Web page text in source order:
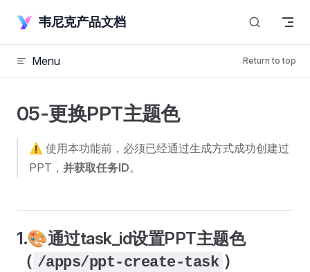
Skip to content
韦尼克产品文档
Menu Return to top
05-更换PPT主题色
⚠️ 使用本功能前，必须已经通过生成方式成功创建过
PPT， 并获取任务ID。
1.🎨通过task_id设置PPT主题色
（ /apps/ppt-create-task ）